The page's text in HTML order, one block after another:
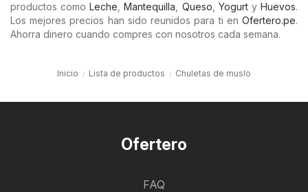
productos comoLeche ,Mantequilla Queso YogurtyHuevos.
Los mejores precios han sido reunidos para ti en Ofertero.pe.
Ahorra dinero cuando compres con nosotros cada semana.
Inicio Lista de productos Chuletas de muslo
Ofertero
FAQ